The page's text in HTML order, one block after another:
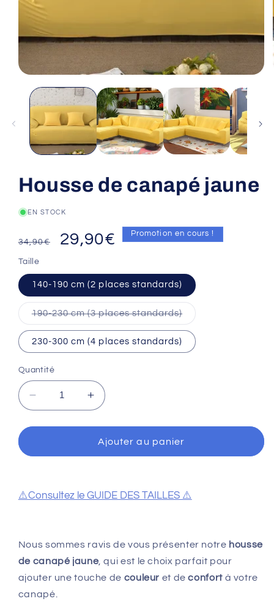
Housse de canapé jaune
EN STOCK
habituel
34,90€
Prix
promotionnel
29,90€ Promotion en cours !
Taille
140-190 cm (2 places standards)
190-230 cm (3 places standards)Variante
épuisée
ou
indisponible
230-300 cm (4 places standards)
Quantité
Réduire
la
quantité
Housse
jaune
Augmenter
la
quantité
de
Housse
jaune
Ajouter au panier
⚠️Consultez le GUIDE DES TAILLES ⚠️
Nous sommes ravis de vous présenter notre housse
de canapé jaune, qui est le choix parfait pour
ajouter une touche de couleur et deconfortà votre
canapé.